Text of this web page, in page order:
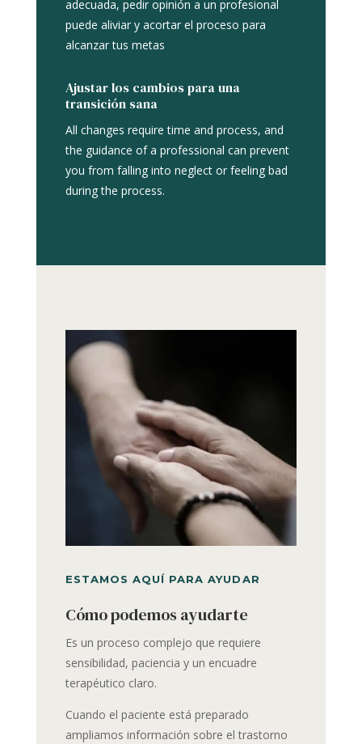
adecuada, pedir opinión a un profesional
puede aliviar y acortar el proceso para
alcanzar tus metas
Ajustar los cambios para una
transición sana
All changes require time and process, and
the guidance of a professional can prevent
you from falling into neglect or feeling bad
during the process.
ESTAMOS AQUÍ PARA AYUDAR
Cómo podemos ayudarte
Es un proceso complejo que requiere
sensibilidad, paciencia y un encuadre
terapéutico claro.
Cuando el paciente está preparado
ampliamos información sobre el trastorno